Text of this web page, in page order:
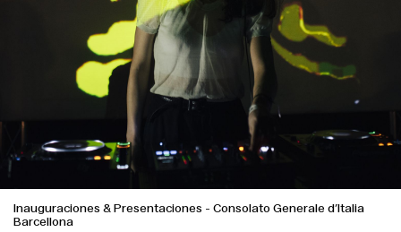
Inauguraciones & Presentaciones - Consolato Generale d’Italia
Barcellona